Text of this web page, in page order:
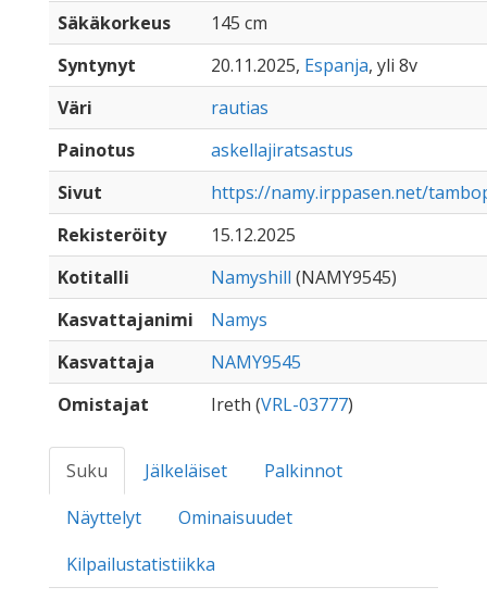
Säkäkorkeus
145 cm
Syntynyt
20.11.2025, Espanja, yli 8v
Väri
rautias
Painotus
askellajiratsastus
Sivut
https://namy.irppasen.net/
Rekisteröity
15.12.2025
Kotitalli
Namyshill (NAMY9545)
Kasvattajanimi
Namys
Kasvattaja
NAMY9545
Omistajat
Ireth (VRL-03777)
Suku Jälkeläiset
Palkinnot
Näyttelyt
Ominaisuudet
Kilpailustatistiikka